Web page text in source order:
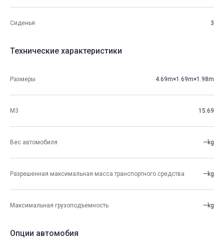
Сиденья 3
Технические характеристики
Размеры 4.69m×1.69m×1.98m
М3 15.69
Вес автомобиля —kg
Разрешенная максимальная масса транспортного средства —kg
Максимальная грузоподъемность —kg
Опции автомобия